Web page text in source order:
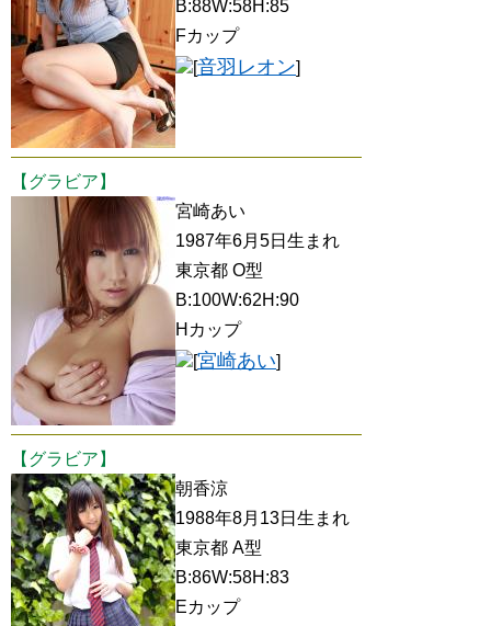
B:88W:58H:85
Fカップ
[音羽レオン]
【グラビア】
宮崎あい
1987年6月5日生まれ
東京都 O型
B:100W:62H:90
Hカップ
[宮崎あい]
【グラビア】
朝香涼
1988年8月13日生まれ
東京都 A型
B:86W:58H:83
Eカップ